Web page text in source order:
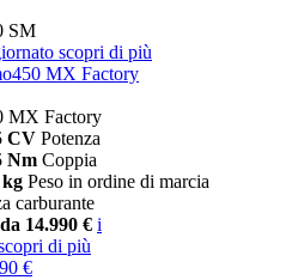
SM
scopri di più
MX Factory
MX Factory
CV Potenza
Nm Coppia
kg Peso in ordine di marcia
carburante
14.990 € i
di più
€